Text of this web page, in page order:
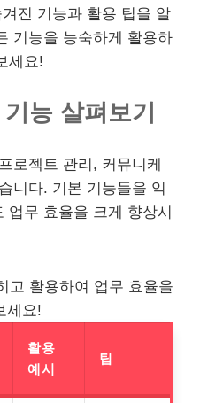
진 기능과 활용 팁을 알
기능을 능숙하게 활용하
세요!
능 살펴보기
로젝트 관리, 커뮤니케
니다. 기본 기능들을 익
업무 효율을 크게 향상시
고 활용하여 업무 효율을
세요!
활용
예시
팁